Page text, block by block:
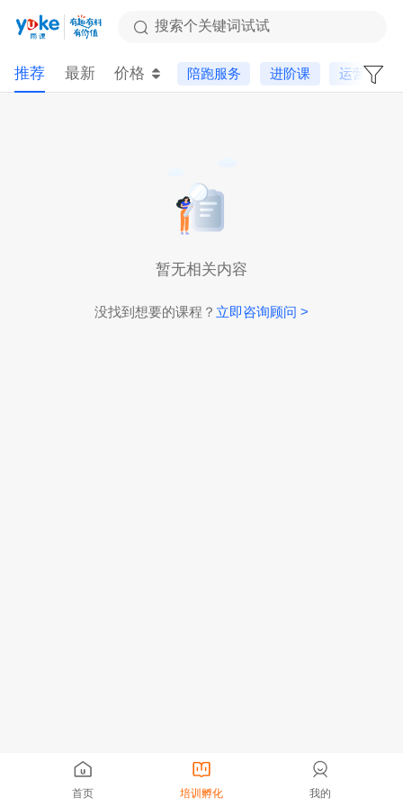
搜索个关键词试试
推荐 最新 价格 陪跑服务 进阶课 运营基础
暂无相关内容
没找到想要的课程？ 立即咨询顾问 >
首页 培训孵化 我的